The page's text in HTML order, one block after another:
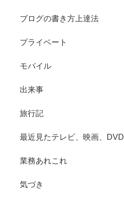
ブログの書き方上達法
プライベート
モバイル
出来事
旅行記
最近見たテレビ、映画、DVD
業務あれこれ
気づき